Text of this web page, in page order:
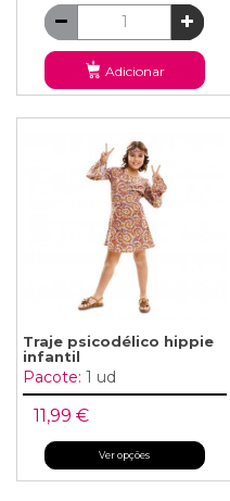
Adicionar
Traje psicodélico hippie
infantil
Pacote: 1 ud
11,99 €
Ver opções